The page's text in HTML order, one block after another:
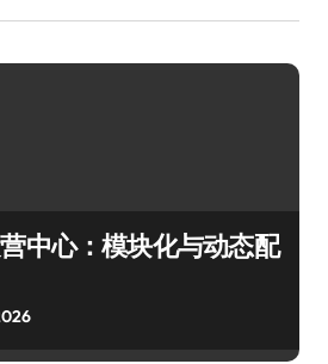
中心：模块化与动态配